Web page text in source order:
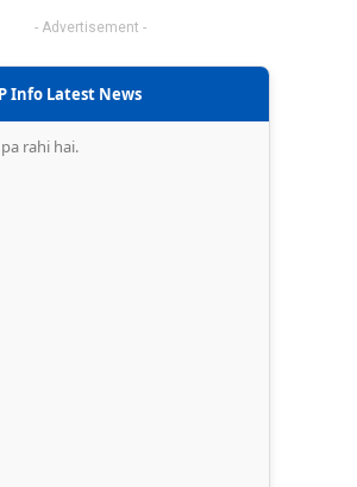
- Advertisement -
Info Latest News
rahi hai.